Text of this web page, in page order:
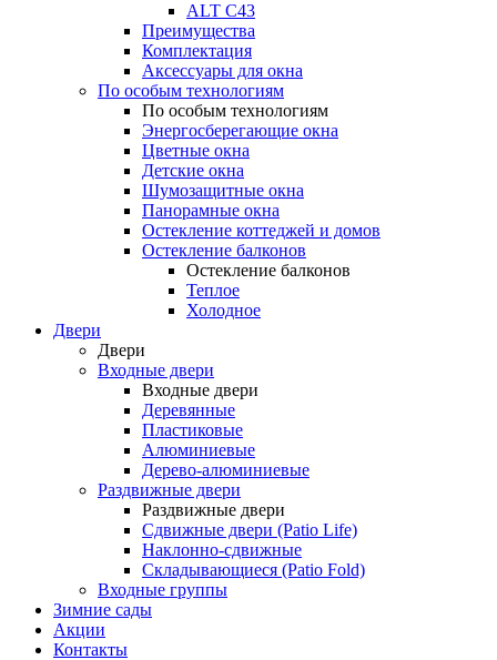
ALT С43
Преимущества
Комплектация
Аксессуары для окна
По особым технологиям
По особым технологиям
Энергосберегающие окна
Цветные окна
Детские окна
Шумозащитные окна
Панорамные окна
Остекление коттеджей и домов
Остекление балконов
Остекление балконов
Теплое
Холодное
Двери
Двери
Входные двери
Входные двери
Деревянные
Пластиковые
Алюминиевые
Дерево-алюминиевые
Раздвижные двери
Раздвижные двери
Сдвижные двери (Patio Life)
Наклонно-сдвижные
Складывающиеся (Patio Fold)
Входные группы
Зимние сады
Акции
Контакты